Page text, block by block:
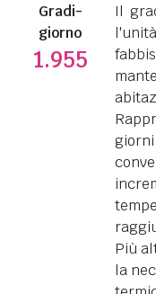
Gradi-
giorno
1.955
Il
Più
la